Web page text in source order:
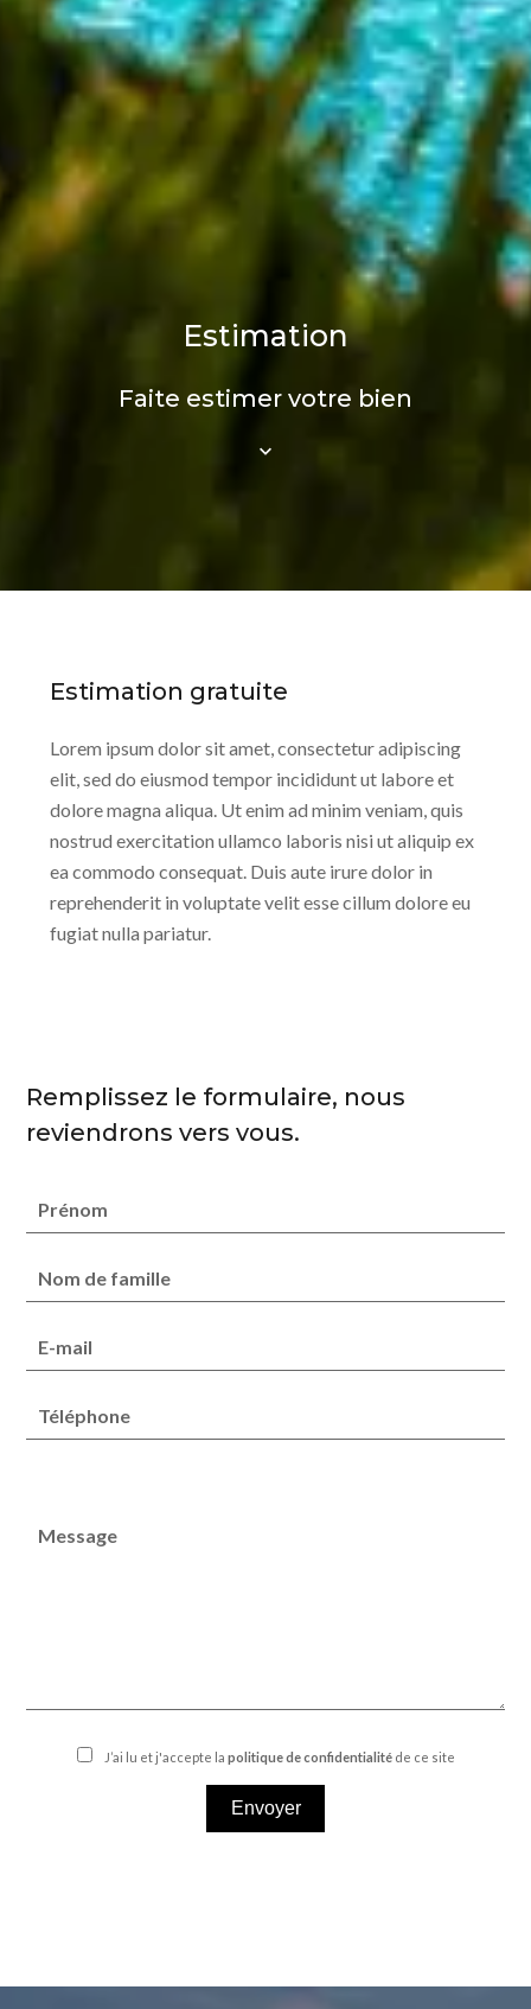
Estimation
Faite estimer votre bien
Estimation gratuite
Lorem ipsum dolor sit amet, consectetur adipiscing
elit, sed do eiusmod tempor incididunt ut labore et
dolore magna aliqua. Ut enim ad minim veniam, quis
nostrud exercitation ullamco laboris nisi ut aliquip ex
ea commodo consequat. Duis aute irure dolor in
reprehenderit in voluptate velit esse cillum dolore eu
fugiat nulla pariatur.
Remplissez le formulaire, nous
reviendrons vers vous.
J’ai lu et j'accepte la politique de confidentialitéde ce site
Envoyer